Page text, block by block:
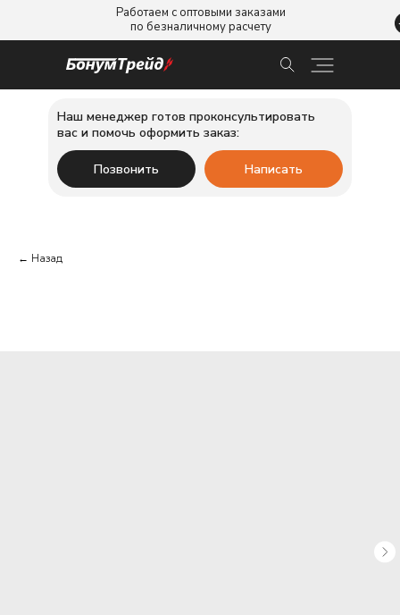
Работаем с оптовыми заказами
по безналичному расчету
Позвонить
Наш менеджер готов проконсультировать
вас и помочь оформить заказ:
Написать
← Назад